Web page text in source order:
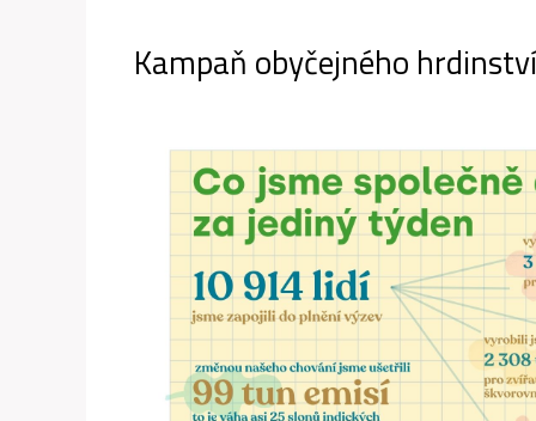
Kampaň obyčejného hrdinství